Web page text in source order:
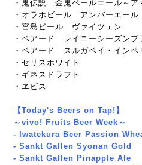
・鬼伝説 金鬼ペールエール～ア
・オラホビール アンバーエール
・宮島ビール ヴァイツェン
・ベアード レイニーシーズンブ
・ベアード スルガベイ・インペ
・セリスホワイト
・ギネスドラフト
・ヱビス
【Today's Beers on Tap!】
～vivo! Fruits Beer Week～
- Iwatekura Beer Passion
- Sankt Gallen Syonan Gold
- Sankt Gallen Pinapple Ale